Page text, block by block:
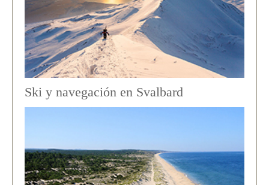
Ski y navegación en Svalbard